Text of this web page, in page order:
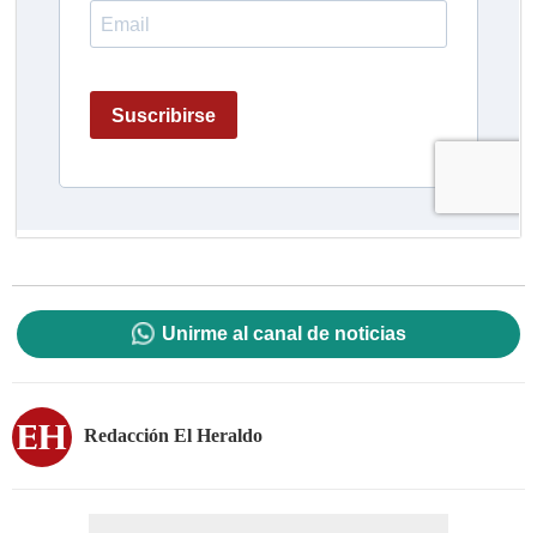
Unirme al canal de noticias
Redacción El Heraldo